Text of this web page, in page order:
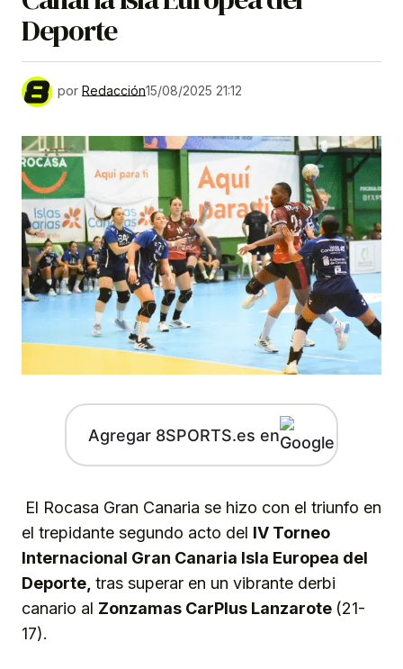
Deporte
por Redacción15/08/2025 21:12
Agregar 8SPORTS.es en
El Rocasa Gran Canaria se hizo con el triunfo en
el trepidante segundo acto del IV Torneo
Internacional Gran Canaria Isla Europea del
Deporte, tras superar en un vibrante derbi
canario al Zonzamas CarPlus Lanzarote (21-
17).